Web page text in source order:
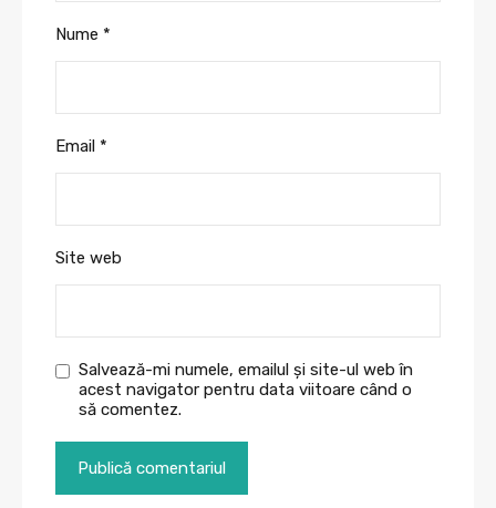
Nume *
Email *
Site web
Salvează-mi numele, emailul și site-ul web în
acest navigator pentru data viitoare când o
să comentez.